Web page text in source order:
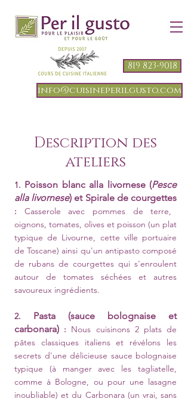
819 823-9018
info@cuisineperilgusto.com
Description des
ateliers
1. Poisson blanc alla livornese (Pesce
alla livornese) et Spirale de courgettes
: Casserole avec pommes de terre,
oignons, tomates, olives et poisson (un plat
typique de Livourne, cette ville portuaire
de Toscane) ainsi qu'un antipasto composé
de rubans de courgettes qui s'enroulent
autour de tomates séchées et autres
savoureux ingrédients.
2. Pasta (sauce bolognaise et
carbonara) : Nous cuisinons 2 plats de
pâtes classiques italiens et révélons les
secrets d'une délicieuse sauce bolognaise
typique (à manger avec les tagliatelle,
comme à Bologne, ou pour une lasagne
inoubliable) et du Carbonara (un vrai, sans